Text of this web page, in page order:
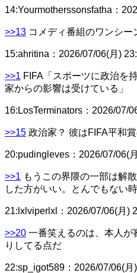
14:Yourmotherssonsfatha ：
>>13 コメディ番組のワンシー
15:ahritina ： 2026/07/06(月)
>>1 FIFA「スポーツに政治を
家からの影響は受けている」
16: LosTerminators ： 2026/07/
>>15 政治家？ 彼はFIFA平和
20:pudingleves ： 2026/07/06(
>>1 もうこの界隈の一部は解
した方がいい。とんでもない
21: lxlviperlxl ： 2026/07/06(月)
>>20 一番笑えるのは、本人が
りしてる点だ
22:sp_igot589 ： 2026/07/06(月